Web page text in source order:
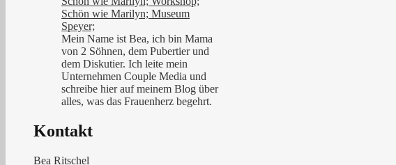
Mein Name ist Bea, ich bin Mama
von 2 Söhnen, dem Pubertier und
dem Diskutier. Ich leite mein
Unternehmen Couple Media und
schreibe hier auf meinem Blog über
alles, was das Frauenherz begehrt.
Kontakt
Bea Ritschel